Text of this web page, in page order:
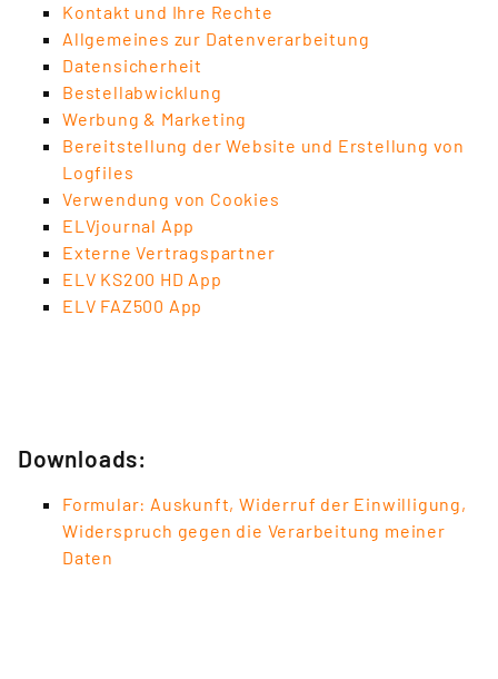
Kontakt und Ihre Rechte
Allgemeines zur Datenverarbeitung
Datensicherheit
Bestellabwicklung
Werbung & Marketing
Bereitstellung der Website und Erstellung von
Logfiles
Verwendung von Cookies
ELVjournal App
Externe Vertragspartner
ELV KS200 HD App
ELV FAZ500 App
Downloads:
Formular: Auskunft, Widerruf der Einwilligung,
Widerspruch gegen die Verarbeitung meiner
Daten